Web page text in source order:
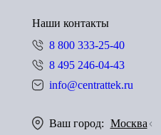
Наши контакты
8 800 333-25-40
8 495 246-04-43
info@centrattek.ru
Ваш город: Москва